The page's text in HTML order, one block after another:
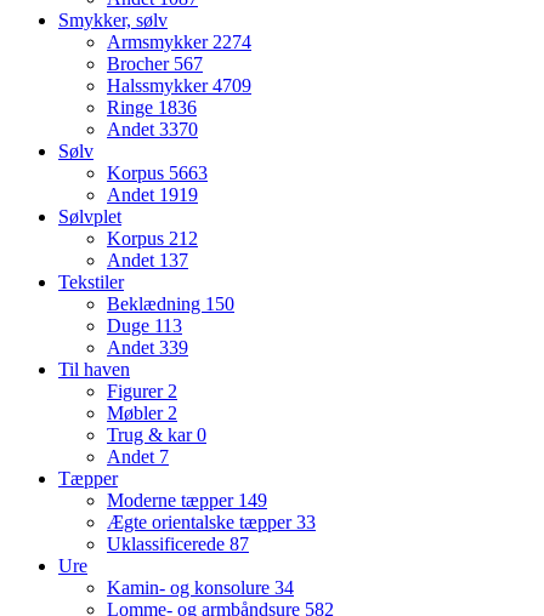
Smykker, sølv
Armsmykker 2274
Brocher 567
Halssmykker4709
Ringe 1836
Andet 3370
Sølv
Korpus 5663
Andet 1919
Sølvplet
Korpus 212
Andet 137
Tekstiler
Beklædning 150
Duge 113
Andet 339
Til haven
Figurer 2
Møbler 2
Trug & kar0
Andet 7
Tæpper
Moderne tæpper 149
Ægte orientalske tæpper33
Uklassificerede 87
Ure
Kamin- og konsolure 34
Lomme- og armbåndsure 582